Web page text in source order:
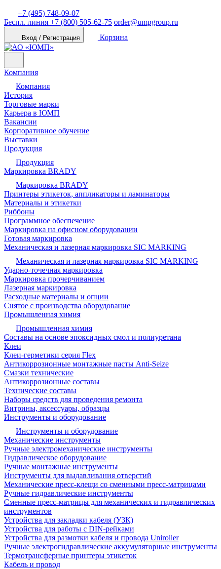
+7 (495) 748-09-07
Беспл. линия +7 (800) 505-62-75 order@umpgroup.ru
Вход / Регистрация Корзина
Компания
Компания
История
Торговые марки
Карьера в ЮМП
Вакансии
Корпоративное обучение
Выставки
Продукция
Продукция
Маркировка BRADY
Маркировка BRADY
Принтеры этикеток, аппликаторы и ламинаторы
Материалы и этикетки
Риббоны
Программное обеспечение
Маркировка на офисном оборудовании
Готовая маркировка
Механическая и лазерная маркировка SIC MARKING
Механическая и лазерная маркировка SIC MARKING
Ударно-точечная маркировка
Маркировка прочерчиванием
Лазерная маркировка
Расходные материалы и опции
Снятое с производства оборудование
Промышленная химия
Промышленная химия
Составы на основе эпоксидных смол и полиуретана
Клеи
Клеи-герметики серия Flex
Антикоррозионные монтажные пасты Anti-Seize
Смазки технические
Антикоррозионные составы
Технические составы
Наборы средств для проведения ремонта
Витрины, аксессуары, образцы
Инструменты и оборудование
Инструменты и оборудование
Механические инструменты
Ручные электромеханические инструменты
Гидравлическое оборудование
Ручные монтажные инструменты
Инструменты для выдавливания отверстий
Механические пресс-клещи со сменными пресс-матрицами
Ручные гидравлические инструменты
Сменные пресс-матрицы для механических и гидравлических
инструментов
Устройства для закладки кабеля (УЗК)
Устройства для работы с DIN-рейками
Устройства для размотки кабеля и провода Uniroller
Ручные электрогидравлические аккумуляторные инструменты
Термотрансферные принтеры этикеток
Кабель и провод